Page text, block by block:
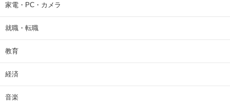
家電・PC・カメラ
就職・転職
教育
経済
音楽